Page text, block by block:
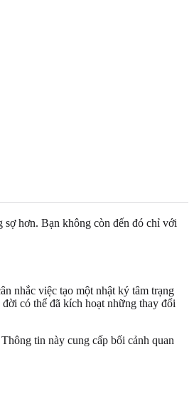
sợ hơn. Bạn không còn đến đó chỉ với
nhắc việc tạo một nhật ký tâm trạng
có thể đã kích hoạt những thay đổi
tin này cung cấp bối cảnh quan